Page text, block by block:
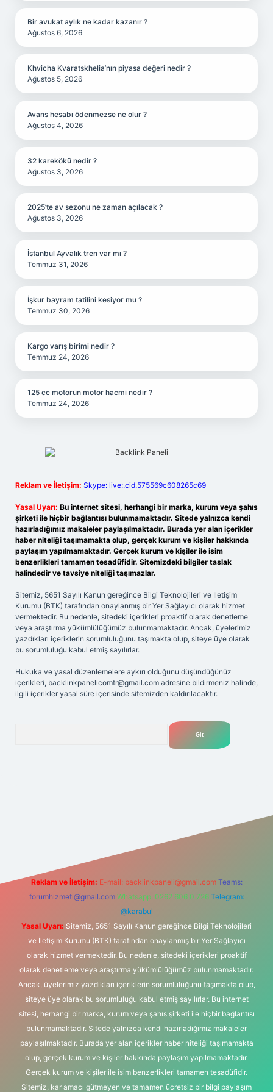
Bir avukat aylık ne kadar kazanır ?
Ağustos 6, 2026
Khvicha Kvaratskhelia’nın piyasa değeri nedir ?
Ağustos 5, 2026
Avans hesabı ödenmezse ne olur ?
Ağustos 4, 2026
32 karekökü nedir ?
Ağustos 3, 2026
2025’te av sezonu ne zaman açılacak ?
Ağustos 3, 2026
İstanbul Ayvalık tren var mı ?
Temmuz 31, 2026
İşkur bayram tatilini kesiyor mu ?
Temmuz 30, 2026
Kargo varış birimi nedir ?
Temmuz 24, 2026
125 cc motorun motor hacmi nedir ?
Temmuz 24, 2026
Reklam ve İletişim: Skype: live:.cid.575569c608265c69
Yasal Uyarı: Bu internet sitesi, herhangi bir marka, kurum veya şahıs
şirketi ile hiçbir bağlantısı bulunmamaktadır. Sitede yalnızca kendi
hazırladığımız makaleler paylaşılmaktadır. Burada yer alan içerikler
haber niteliği taşımamakta olup, gerçek kurum ve kişiler hakkında
paylaşım yapılmamaktadır. Gerçek kurum ve kişiler ile isim
benzerlikleri tamamen tesadüfidir. Sitemizdeki bilgiler taslak
halindedir ve tavsiye niteliği taşımazlar.
Sitemiz, 5651 Sayılı Kanun gereğince Bilgi Teknolojileri ve İletişim
Kurumu (BTK) tarafından onaylanmış bir Yer Sağlayıcı olarak hizmet
vermektedir. Bu nedenle, sitedeki içerikleri proaktif olarak denetleme
veya araştırma yükümlülüğümüz bulunmamaktadır. Ancak, üyelerimiz
yazdıkları içeriklerin sorumluluğunu taşımakta olup, siteye üye olarak
bu sorumluluğu kabul etmiş sayılırlar.
Hukuka ve yasal düzenlemelere aykırı olduğunu düşündüğünüz
içerikleri, backlinkpanelicomtr@gmail.com adresine bildirmeniz halinde,
ilgili içerikler yasal süre içerisinde sitemizden kaldırılacaktır.
Reklam ve İletişim: E-mail: backlinkpaneli@gmail.com Teams:
forumhizmeti@gmail.com Whatsapp: 0262 606 0 726 Telegram:
@karabul
Yasal Uyarı: Sitemiz, 5651 Sayılı Kanun gereğince Bilgi Teknolojileri
ve İletişim Kurumu (BTK) tarafından onaylanmış bir Yer Sağlayıcı
olarak hizmet vermektedir. Bu nedenle, sitedeki içerikleri proaktif
olarak denetleme veya araştırma yükümlülüğümüz bulunmamaktadır.
Ancak, üyelerimiz yazdıkları içeriklerin sorumluluğunu taşımakta olup,
siteye üye olarak bu sorumluluğu kabul etmiş sayılırlar. Bu internet
sitesi, herhangi bir marka, kurum veya şahıs şirketi ile hiçbir bağlantısı
bulunmamaktadır. Sitede yalnızca kendi hazırladığımız makaleler
paylaşılmaktadır. Burada yer alan içerikler haber niteliği taşımamakta
olup, gerçek kurum ve kişiler hakkında paylaşım yapılmamaktadır.
Gerçek kurum ve kişiler ile isim benzerlikleri tamamen tesadüfidir.
Sitemiz, kar amacı gütmeyen ve tamamen ücretsiz bir bilgi paylaşım